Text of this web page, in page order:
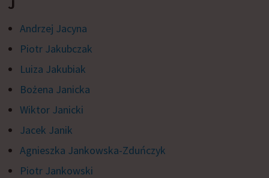
J
Andrzej Jacyna
Piotr Jakubczak
Luiza Jakubiak
Bożena Janicka
Wiktor Janicki
Jacek Janik
Agnieszka Jankowska-Zduńczyk
Piotr Jankowski